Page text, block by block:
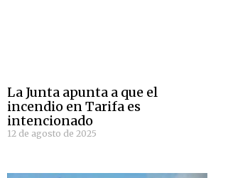
La Junta apunta a que el
incendio en Tarifa es
intencionado
12 de agosto de 2025